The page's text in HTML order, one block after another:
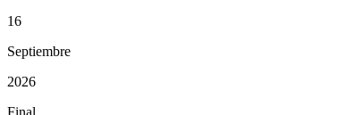
16
Septiembre
2026